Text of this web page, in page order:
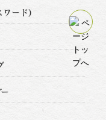
ワード)